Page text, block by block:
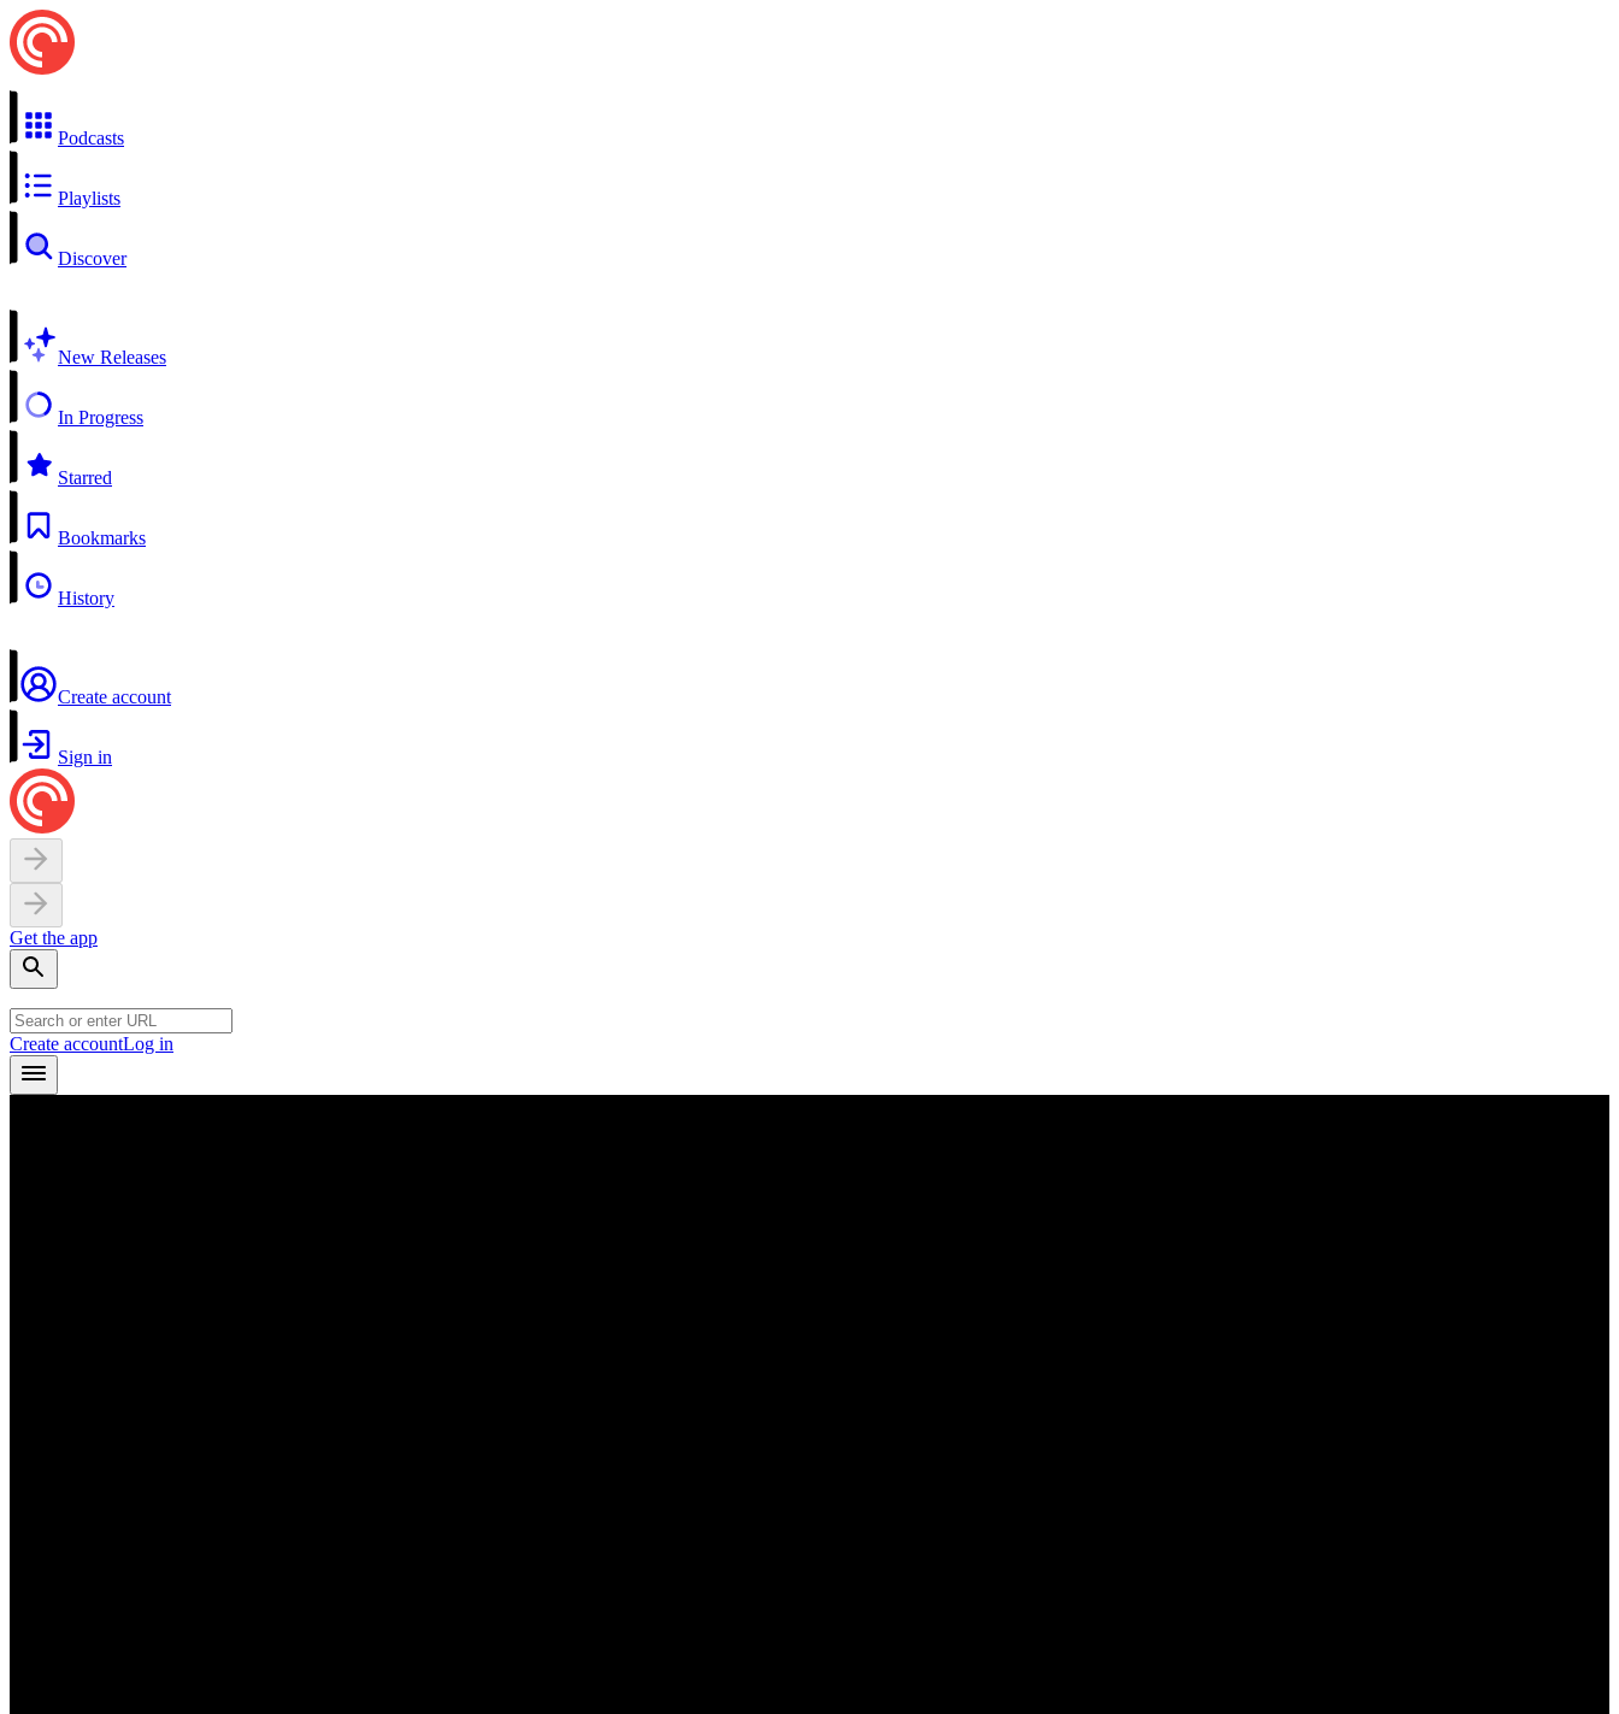
Podcasts
Playlists
Discover
New Releases
In Progress
Starred
Bookmarks
History
Create account
Sign in
Get the app
Create accountLog in